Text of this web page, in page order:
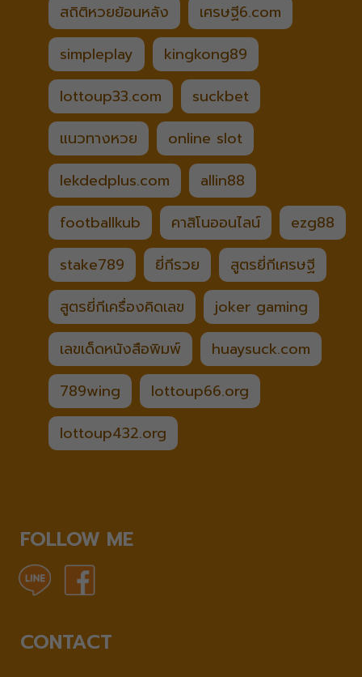
สถิติหวยย้อนหลัง
เศรษฐี6.com
simpleplay
kingkong89
lottoup33.com
suckbet
แนวทางหวย
online slot
lekdedplus.com
allin88
footballkub
คาสิโนออนไลน์
ezg88
stake789
ยี่กีรวย
สูตรยี่กีเศรษฐี
สูตรยี่กีเครื่องคิดเลข
joker gaming
เลขเด็ดหนังสือพิมพ์
huaysuck.com
789wing
lottoup66.org
lottoup432.org
FOLLOW ME
CONTACT